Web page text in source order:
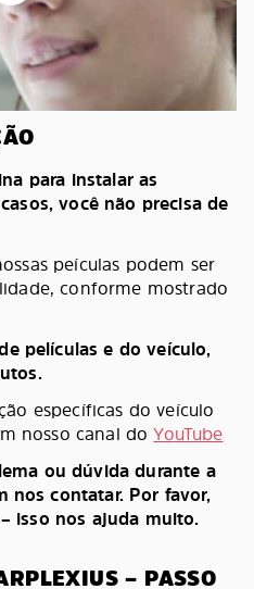
para instalar as
você não precisa de
peículas podem ser
conforme mostrado
películas e do veículo,
específicas do veículo
nosso canal doYouTube
ou dúvida durante a
nos contatar. Por favor,
isso nos ajuda muito.
– PASSO